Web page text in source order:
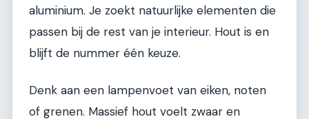
aluminium. Je zoekt natuurlijke elementen die
passen bij de rest van je interieur. Hout is en
blijft de nummer één keuze.
Denk aan een lampenvoet van eiken, noten
of grenen. Massief hout voelt zwaar en